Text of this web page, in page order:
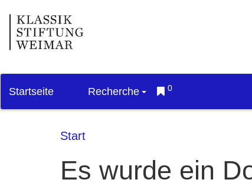
Startseite Recherche 0
Start
Es wurde ein